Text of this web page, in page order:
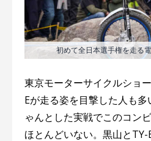
初めて全日本選手権を走る
東京モーターサイクルショ
Eが走る姿を目撃した人も
ゃんとした実戦でこのコン
ほとんどいない。黒山と